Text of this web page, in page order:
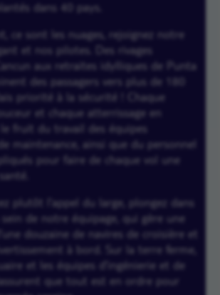
dans 40 pays.
ce sont les nuages, rejoignez notre
et nos pilotes. Des rivages
aux retraites idylliques de Punta
des passagers vers plus de 180
priorité à la sécurité ! Chaque
et chaque atterrissage en
fruit du travail des équipes
maintenance, ainsi que du personnel
pour faire de chaque vol une
plutôt l’appel du large, plongez dans
de notre équipage, qui gère une
douzaine de navires de croisière et
à bord. Sur la terre ferme,
et les équipes d’ingénierie et de
que tout est en ordre pour